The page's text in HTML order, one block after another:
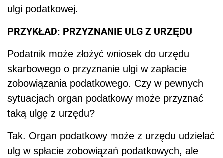
ulgi podatkowej.
PRZYKŁAD: PRZYZNANIE ULG Z URZĘDU
Podatnik może złożyć wniosek do urzędu
skarbowego o przyznanie ulgi w zapłacie
zobowiązania podatkowego. Czy w pewnych
sytuacjach organ podatkowy może przyznać
taką ulgę z urzędu?
Tak. Organ podatkowy może z urzędu udzielać
ulg w spłacie zobowiązań podatkowych, ale